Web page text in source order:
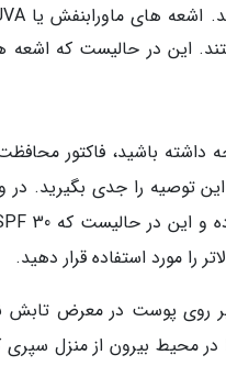
بر روی پوست در معرض
محیط بیرون از منزل